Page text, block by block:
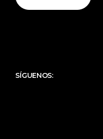
SÍGUENOS: